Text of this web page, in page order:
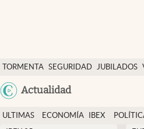
TORMENTA SEGURIDAD JUBILADOS
Actualidad
Economía y finanzas
Política
Actualidad
ULTIMAS
ECONOMÍA
IBEX